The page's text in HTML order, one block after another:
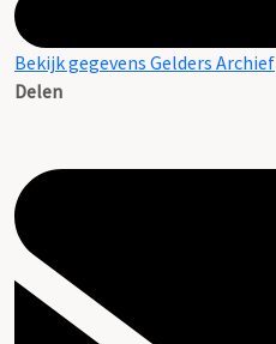
Bekijk gegevens Gelders Archief
Delen